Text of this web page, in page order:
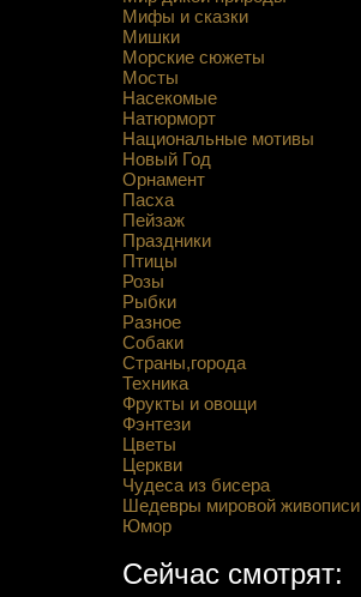
Мифы и сказки
Мишки
Морские сюжеты
Мосты
Насекомые
Натюрморт
Национальные мотивы
Новый Год
Орнамент
Пасха
Пейзаж
Праздники
Птицы
Розы
Рыбки
Разное
Собаки
Страны,города
Техника
Фрукты и овощи
Фэнтези
Цветы
Церкви
Чудеса из бисера
Шедевры мировой живописи
Юмор
Сейчас смотрят: